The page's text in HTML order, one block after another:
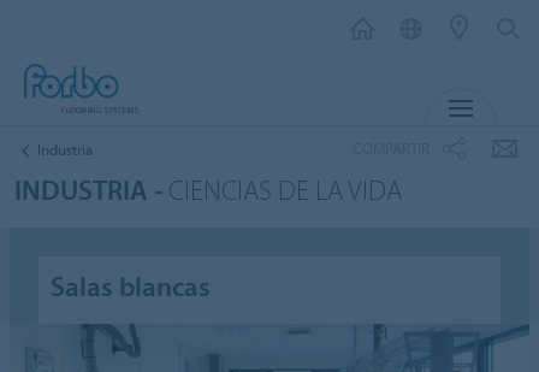
Industria
INDUSTRIA - CIENCIAS DE LA VIDA
Salas blancas